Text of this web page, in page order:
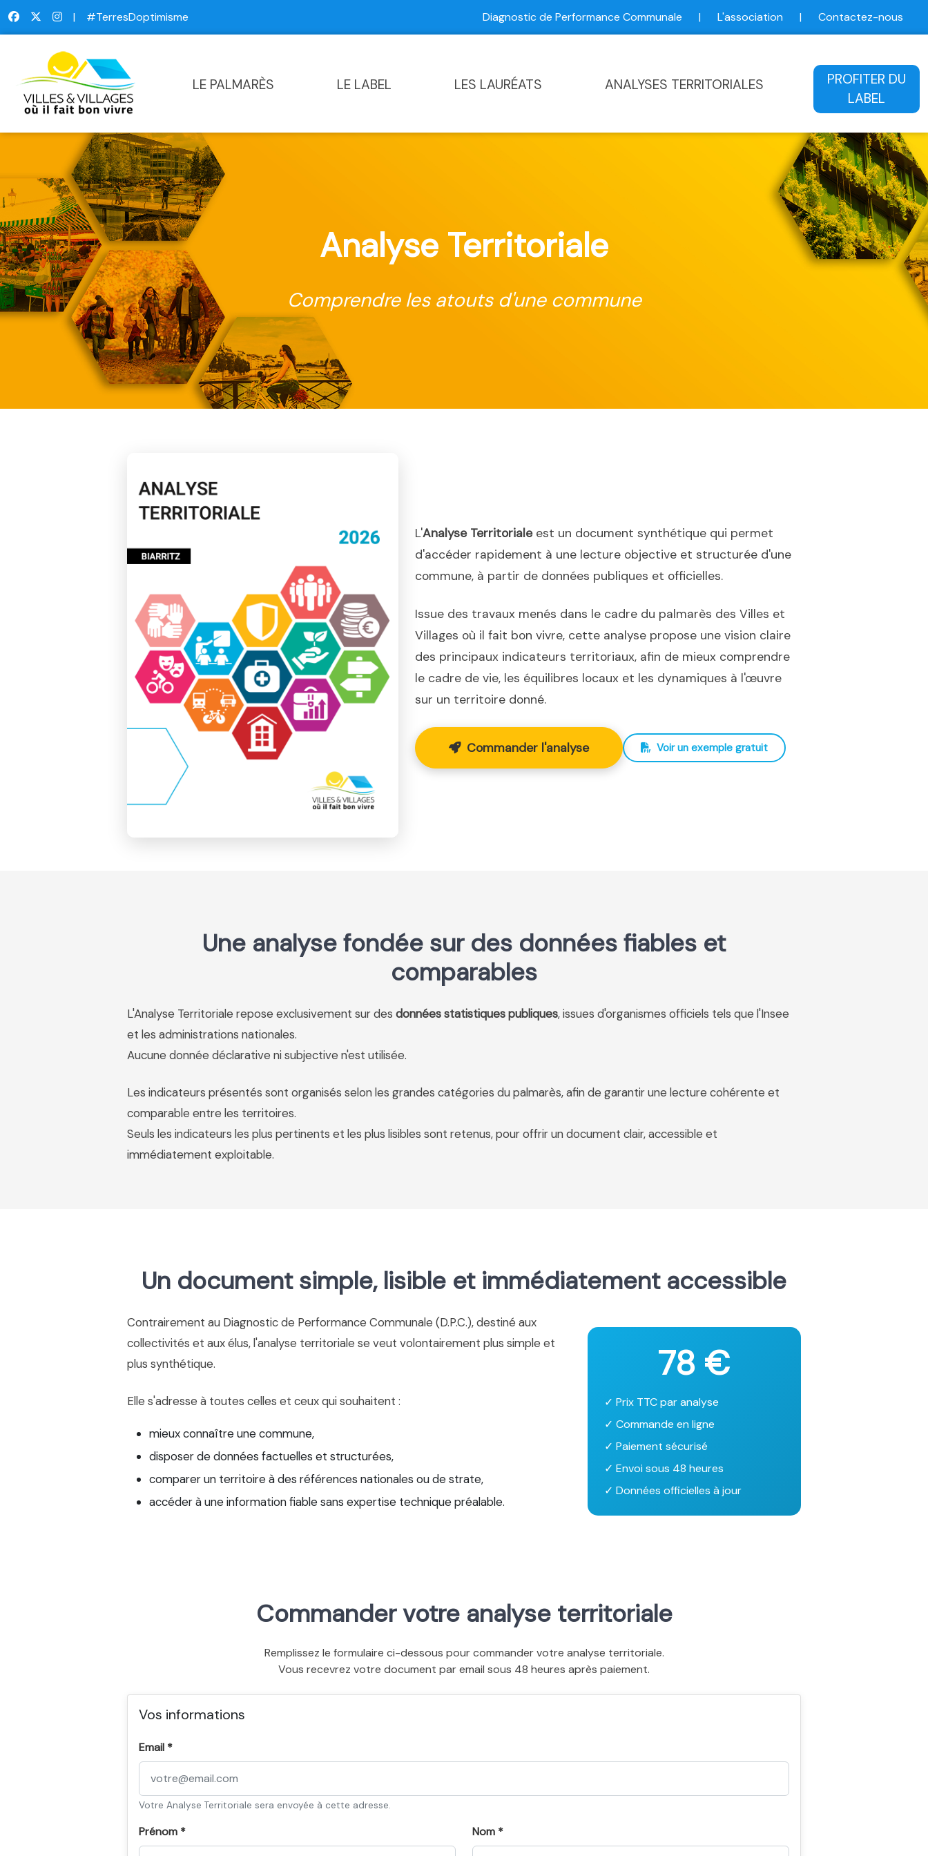
| #TerresDoptimisme Diagnostic de Performance Communale | L'association | Contactez-nous
LE PALMARÈS LE LABEL LES LAURÉATS ANALYSES TERRITORIALES
PROFITER DU
LABEL
Analyse Territoriale
Comprendre les atouts d'une commune
L'Analyse Territorialeest un document synthétique qui permet
d'accéder rapidement à une lecture objective et structurée d'une
commune, à partir de données publiques et officielles.
Issue des travaux menés dans le cadre du palmarès des Villes et
Villages où il fait bon vivre, cette analyse propose une vision claire
des principaux indicateurs territoriaux, afin de mieux comprendre
le cadre de vie, les équilibres locaux et les dynamiques à l'œuvre
sur un territoire donné.
Commander l'analyse Voir un exemple gratuit
Une analyse fondée sur des données fiables et
comparables
L'Analyse Territoriale repose exclusivement sur des données statistiques publiques, issues d'organismes officiels tels que l'Insee
et les administrations nationales.
Aucune donnée déclarative ni subjective n'est utilisée.
Les indicateurs présentés sont organisés selon les grandes catégories du palmarès, afin de garantir une lecture cohérente et
comparable entre les territoires.
Seuls les indicateurs les plus pertinents et les plus lisibles sont retenus, pour offrir un document clair, accessible et
immédiatement exploitable.
Un document simple, lisible et immédiatement accessible
Contrairement au Diagnostic de Performance Communale (D.P.C.), destiné aux
collectivités et aux élus, l'analyse territoriale se veut volontairement plus simple et
plus synthétique.
Elle s'adresse à toutes celles et ceux qui souhaitent :
mieux connaître une commune,
disposer de données factuelles et structurées,
comparer un territoire à des références nationales ou de strate,
accéder à une information fiable sans expertise technique préalable.
78 €
✓ Prix TTC par analyse
✓ Commande en ligne
✓ Paiement sécurisé
✓ Envoi sous 48 heures
✓ Données officielles à jour
Commander votre analyse territoriale
Remplissez le formulaire ci-dessous pour commander votre analyse territoriale.
Vous recevrez votre document par email sous 48 heures après paiement.
Vos informations
Email *
Votre Analyse Territoriale sera envoyée à cette adresse.
Prénom * Nom *